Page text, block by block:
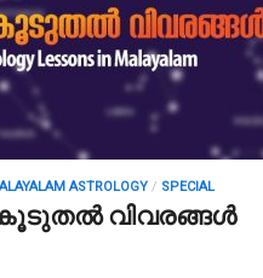
ASTROLOGY / SPECIAL
കൂടുതൽ വിവരങ്ങൾ